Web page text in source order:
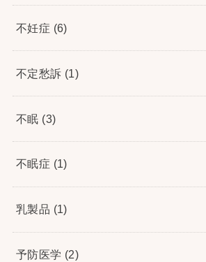
不妊症 (6)
不定愁訴 (1)
不眠 (3)
不眠症 (1)
乳製品 (1)
予防医学 (2)